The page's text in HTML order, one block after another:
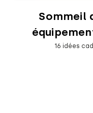
Sommeil
16 idées